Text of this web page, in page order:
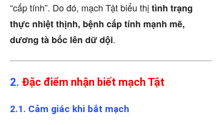
“cấp tính”. Do đó, mạch Tật biểu thị tình trạng
thực nhiệt thịnh, bệnh cấp tính mạnh mẽ,
dương tà bốc lên dữ dội.
2. Đặc điểm nhận biết mạch Tật
2.1. Cảm giác khi bắt mạch